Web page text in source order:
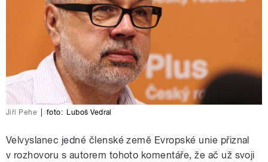
Jiří Pehe foto: Luboš Vedral
Velvyslanec jedné členské země Evropské unie přiznal
v rozhovoru s autorem tohoto komentáře, že ač už svoji